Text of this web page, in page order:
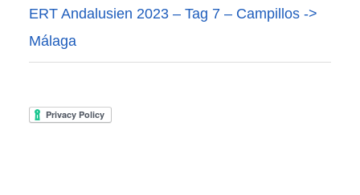
ERT Andalusien 2023 – Tag 7 – Campillos ->
Málaga